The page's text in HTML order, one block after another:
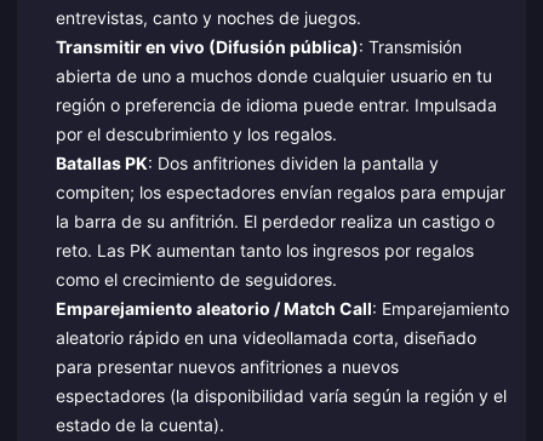
entrevistas, canto y noches de juegos.
Transmitir en vivo (Difusión pública): Transmisión
abierta de uno a muchos donde cualquier usuario en tu
región o preferencia de idioma puede entrar. Impulsada
por el descubrimiento y los regalos.
Batallas PK: Dos anfitriones dividen la pantalla y
compiten; los espectadores envían regalos para empujar
la barra de su anfitrión. El perdedor realiza un castigo o
reto. Las PK aumentan tanto los ingresos por regalos
como el crecimiento de seguidores.
Emparejamiento aleatorio / Match Call: Emparejamiento
aleatorio rápido en una videollamada corta, diseñado
para presentar nuevos anfitriones a nuevos
espectadores (la disponibilidad varía según la región y el
estado de la cuenta).